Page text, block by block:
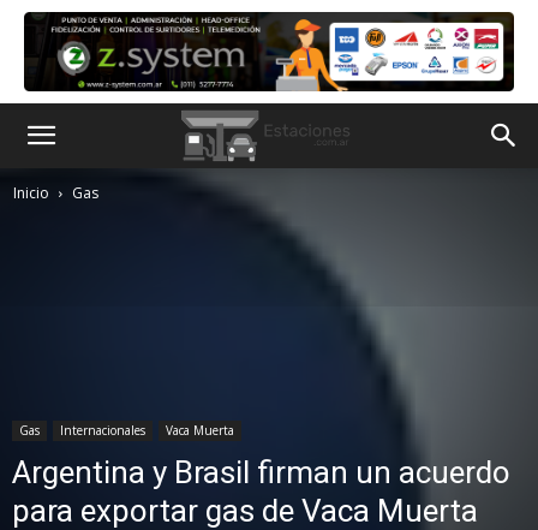
Inicio Gas
Gas Internacionales Vaca Muerta
Argentina y Brasil firman un acuerdo
para exportar gas de Vaca Muerta